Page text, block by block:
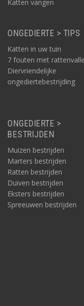
Katten vangen
ONGEDIERTE > TIPS
Katten in uw tuin
7 fouten met
Diervriendelijke
ongediertebestrijding
ONGEDIERTE >
BESTRIJDEN
Muizen bestrijden
Marters bestrijden
Ratten bestrijden
Duiven bestrijden
Eksters bestrijden
Spreeuwen bestrijden